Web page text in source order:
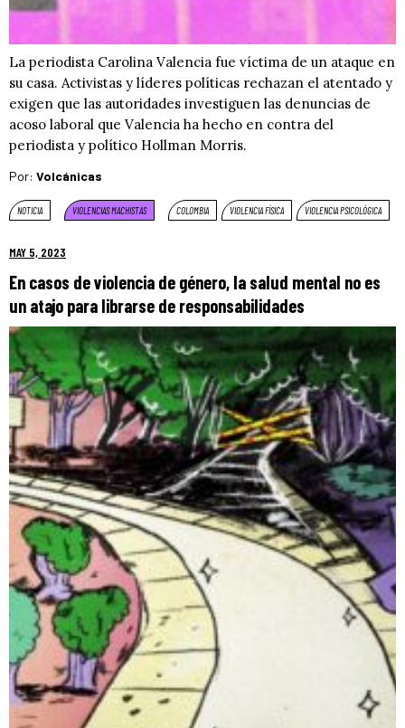
La periodista Carolina Valencia fue víctima de un ataque en
su casa. Activistas y líderes políticas rechazan el atentado y
exigen que las autoridades investiguen las denuncias de
acoso laboral que Valencia ha hecho en contra del
periodista y político Hollman Morris.
Por: Volcánicas
NOTICIA VIOLENCIAS MACHISTAS COLOMBIA VIOLENCIA FÍSICA VIOLENCIA PSICOLÓGICA
MAY 5, 2023
En casos de violencia de género, la salud mental no es
un atajo para librarse de responsabilidades